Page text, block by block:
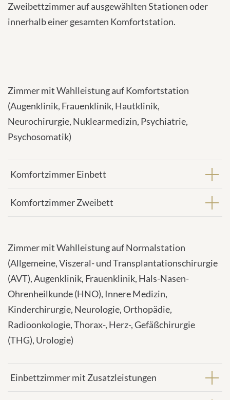
Zweibettzimmer auf ausgewählten Stationen oder
innerhalb einer gesamten Komfortstation.
Zimmer mit Wahlleistung auf Komfortstation
(Augenklinik, Frauenklinik, Hautklinik,
Neurochirurgie, Nuklearmedizin, Psychiatrie,
Psychosomatik)
Komfortzimmer Einbett
Komfortzimmer Zweibett
Zimmer mit Wahlleistung auf Normalstation
(Allgemeine, Viszeral- und Transplantationschirurgie
(AVT), Augenklinik, Frauenklinik, Hals-Nasen-
Ohrenheilkunde (HNO), Innere Medizin,
Kinderchirurgie, Neurologie, Orthopädie,
Radioonkologie, Thorax-, Herz-, Gefäßchirurgie
(THG), Urologie)
Einbettzimmer mit Zusatzleistungen